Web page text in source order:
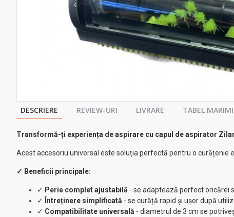
DESCRIERE REVIEW-URI LIVRARE TABEL MARIMI
Transformă-ți experiența de aspirare cu capul de aspirator
Acest accesoriu universal este soluția perfectă pentru o curățenie
✓ Beneficii principale:
✓ Perie complet ajustabilă - se adaptează perfect oricărei
✓
Întreținere simplificată - se curăță rapid și ușor după
✓ Compatibilitate universală - diametrul de 3 cm se